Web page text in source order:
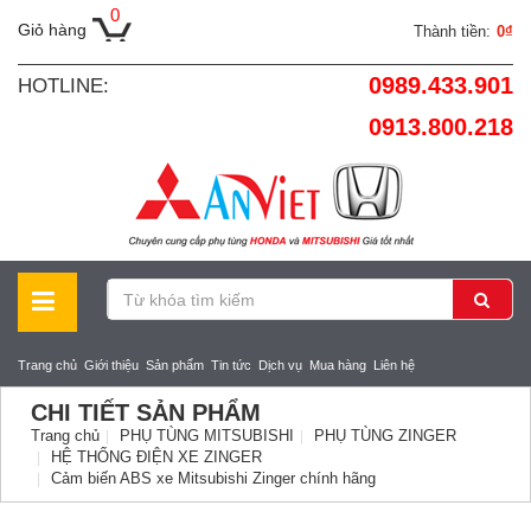
Giỏ hàng
0
Thành tiền: 0₫
HOTLINE:
0989.433.901
0913.800.218
Trang chủ Giới thiệu Sản phẩm Tin tức Dịch vụ Mua hàng Liên hệ
CHI TIẾT SẢN PHẨM
Trang chủ PHỤ TÙNG MITSUBISHI
PHỤ TÙNG ZINGER
HỆ THỐNG ĐIỆN XE ZINGER
Cảm biến ABS xe Mitsubishi Zinger chính hãng